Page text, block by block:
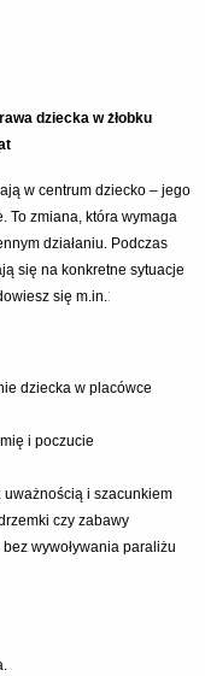
dziecka w żłobku
w centrum dziecko – jego
To zmiana, która wymaga
działaniu. Podczas
się na konkretne sytuacje
się m.in.:
dziecka w placówce
i poczucie
i szacunkiem
czy zabawy
wywoływania paraliżu